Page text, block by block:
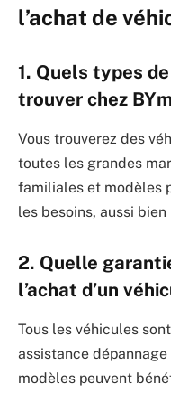
l’achat de
1. Quels types
trouver chez
Vous trouverez des
toutes les grandes
familiales et modèles
les besoins, aussi
2. Quelle
l’achat d’un
Tous les véhicules
assistance
modèles peuvent